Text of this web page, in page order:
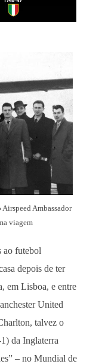
Ambassador
viagem
ao futebol
depois de ter
em Lisboa, e entre
United
talvez o
da Inglaterra
– no Mundial de